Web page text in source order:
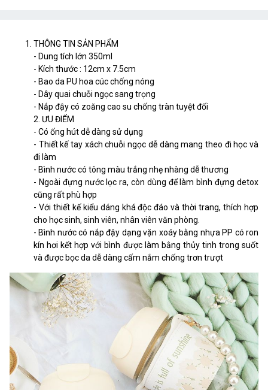
THÔNG TIN SẢN PHẨM
- Dung tích lớn 350ml
- Kích thước : 12cm x 7.5cm
- Bao da PU hoa cúc chống nóng
- Dây quai chuỗi ngọc sang trọng
- Nắp đậy có zoăng cao su chống tràn tuyệt đối
2. ƯU ĐIỂM
- Có ống hút dễ dàng sử dụng
- Thiết kế tay xách chuỗi ngọc dễ dàng mang theo đi học và
đi làm
- Bình nước có tông màu trắng nhẹ nhàng dễ thương
- Ngoài đựng nước lọc ra, còn dùng để làm bình đựng detox
cũng rất phù hợp
- Với thiết kế kiểu dáng khá độc đáo và thời trang, thích hợp
cho học sinh, sinh viên, nhân viên văn phòng.
- Bình nước có nắp đậy dạng vặn xoáy bằng nhựa PP có ron
kín hơi kết hợp với bình được làm bằng thủy tinh trong suốt
và được bọc da dễ dàng cấm nắm chống trơn trượt